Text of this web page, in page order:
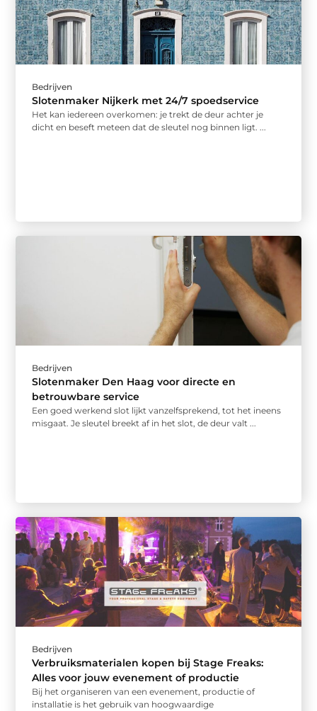
Bedrijven
Slotenmaker Nijkerk met 24/7 spoedservice
Het kan iedereen overkomen: je trekt de deur achter je
dicht en beseft meteen dat de sleutel nog binnen ligt. ...
Bedrijven
Slotenmaker Den Haag voor directe en
betrouwbare service
Een goed werkend slot lijkt vanzelfsprekend, tot het ineens
misgaat. Je sleutel breekt af in het slot, de deur valt ...
Bedrijven
Verbruiksmaterialen kopen bij Stage Freaks:
Alles voor jouw evenement of productie
Bij het organiseren van een evenement, productie of
installatie is het gebruik van hoogwaardige